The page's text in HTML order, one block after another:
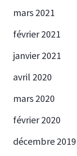
mars 2021
février 2021
janvier 2021
avril 2020
mars 2020
février 2020
décembre 2019